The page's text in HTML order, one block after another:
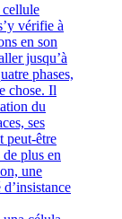
cellule
vérifie à
en son
jusqu’à
phases,
chose. Il
du
ses
peut-être
plus en
une